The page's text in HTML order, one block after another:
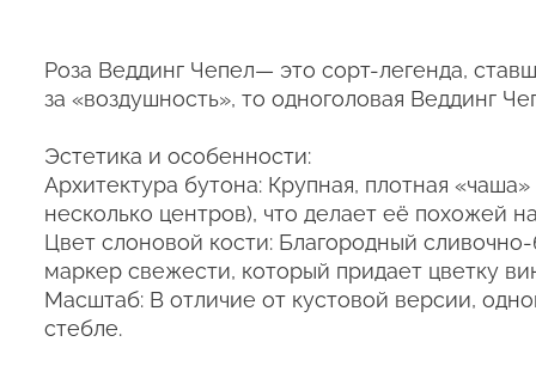
Роза Веддинг Чепел— это сорт-легенда,
за «воздушность», то одноголовая Веддинг
Эстетика и особенности:
Архитектура бутона: Крупная, плотная
несколько центров), что делает её похожей
Цвет слоновой кости: Благородный
маркер свежести, который придает цветку
Масштаб: В отличие от кустовой версии,
стебле.
Цена/Качество:
Доставка:
Соответствие:
можно дольше.
1. Переносите букеты в
2. Минимизируйте
3. Если Вы перевозите
кратковременный